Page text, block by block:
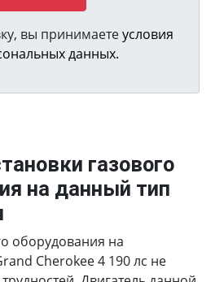
вы принимаетеусловия
данных.
газового
на данный тип
оборудования на
Cherokee 4 190 лс не